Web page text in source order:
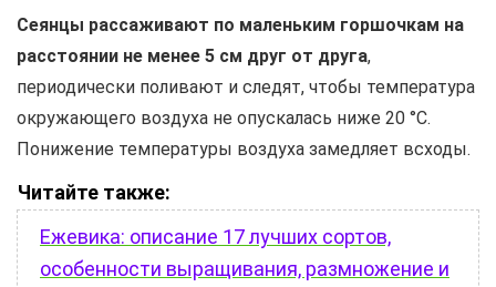
Сеянцы рассаживают по маленьким горшочкам на
расстоянии не менее 5 см друг от друга,
периодически поливают и следят, чтобы температура
окружающего воздуха не опускалась ниже 20 °С.
Понижение температуры воздуха замедляет всходы.
Читайте также:
Ежевика: описание 17 лучших сортов,
особенности выращивания, размножение и